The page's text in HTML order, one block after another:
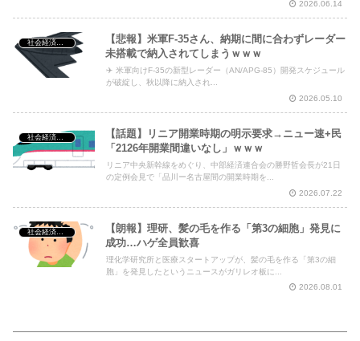
2026.06.14
社会経済・政治
【悲報】米軍F-35さん、納期に間に合わずレーダー
未搭載で納入されてしまうｗｗｗ
✈️ 米軍向けF-35の新型レーダー（AN/APG-85）開発スケジュール
が破綻し、秋以降に納入され...
2026.05.10
社会経済・政治
【話題】リニア開業時期の明示要求→ニュー速+民
「2126年開業間違いなし」ｗｗｗ
リニア中央新幹線をめぐり、中部経済連合会の勝野哲会長が21日
の定例会見で「品川ー名古屋間の開業時期を...
2026.07.22
社会経済・政治
【朗報】理研、髪の毛を作る「第3の細胞」発見に
成功…ハゲ全員歓喜
理化学研究所と医療スタートアップが、髪の毛を作る「第3の細
胞」を発見したというニュースがガリレオ板に...
2026.08.01